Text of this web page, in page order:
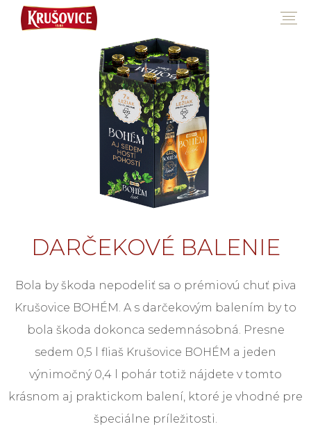
DARČEKOVÉ BALENIE
Bola by škoda nepodeliť sa o prémiovú chuť piva
Krušovice BOHÉM. A s darčekovým balením by to
bola škoda dokonca sedemnásobná. Presne
sedem 0,5 l fliaš Krušovice BOHÉM a jeden
výnimočný 0,4 l pohár totiž nájdete v tomto
krásnom aj praktickom balení, ktoré je vhodné pre
špeciálne príležitosti.